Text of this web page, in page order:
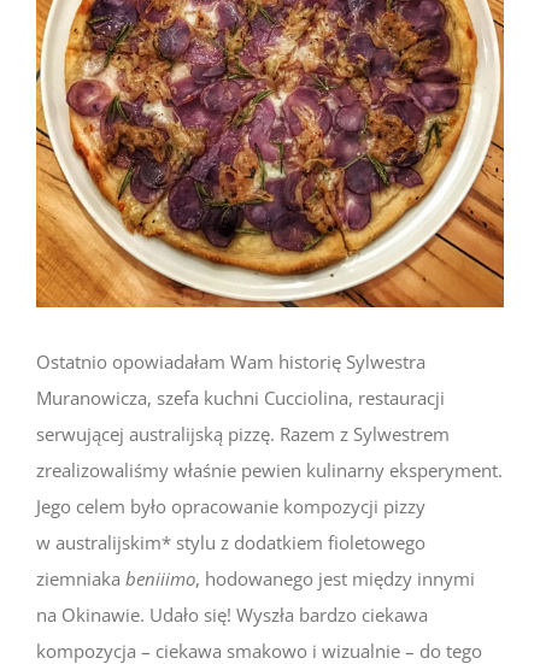
Ostatnio opowiadałam Wam historię Sylwestra
Muranowicza, szefa kuchni Cucciolina, restauracji
serwującej australijską pizzę. Razem z Sylwestrem
zrealizowaliśmy właśnie pewien kulinarny eksperyment.
Jego celem było opracowanie kompozycji pizzy
w australijskim* stylu z dodatkiem fioletowego
ziemniaka beniiimo, hodowanego jest między innymi
na Okinawie. Udało się! Wyszła bardzo ciekawa
kompozycja – ciekawa smakowo i wizualnie – do tego